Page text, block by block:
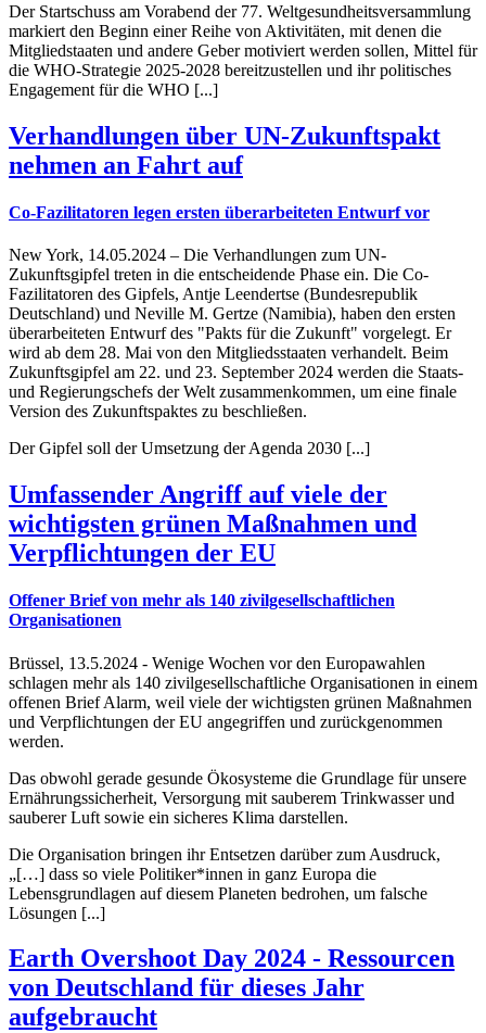
Der Startschuss am Vorabend der 77. Weltgesundheitsversammlung
markiert den Beginn einer Reihe von Aktivitäten, mit denen die
Mitgliedstaaten und andere Geber motiviert werden sollen, Mittel für
die WHO-Strategie 2025-2028 bereitzustellen und ihr politisches
Engagement für die WHO [...]
Verhandlungen über UN-Zukunftspakt
nehmen an Fahrt auf
Co-Fazilitatoren legen ersten überarbeiteten Entwurf vor
New York, 14.05.2024 – Die Verhandlungen zum UN-
Zukunftsgipfel treten in die entscheidende Phase ein. Die Co-
Fazilitatoren des Gipfels, Antje Leendertse (Bundesrepublik
Deutschland) und Neville M. Gertze (Namibia), haben den ersten
überarbeiteten Entwurf des "Pakts für die Zukunft" vorgelegt. Er
wird ab dem 28. Mai von den Mitgliedsstaaten verhandelt. Beim
Zukunftsgipfel am 22. und 23. September 2024 werden die Staats-
und Regierungschefs der Welt zusammenkommen, um eine finale
Version des Zukunftspaktes zu beschließen.
Der Gipfel soll der Umsetzung der Agenda 2030 [...]
Umfassender Angriff auf viele der
wichtigsten grünen Maßnahmen und
Verpflichtungen der EU
Offener Brief von mehr als 140 zivilgesellschaftlichen
Organisationen
Brüssel, 13.5.2024 - Wenige Wochen vor den Europawahlen
schlagen mehr als 140 zivilgesellschaftliche Organisationen in einem
offenen Brief Alarm, weil viele der wichtigsten grünen Maßnahmen
und Verpflichtungen der EU angegriffen und zurückgenommen
werden.
Das obwohl gerade gesunde Ökosysteme die Grundlage für unsere
Ernährungssicherheit, Versorgung mit sauberem Trinkwasser und
sauberer Luft sowie ein sicheres Klima darstellen.
Die Organisation bringen ihr Entsetzen darüber zum Ausdruck,
„[…] dass so viele Politiker*innen in ganz Europa die
Lebensgrundlagen auf diesem Planeten bedrohen, um falsche
Lösungen [...]
Earth Overshoot Day 2024 - Ressourcen
von Deutschland für dieses Jahr
aufgebraucht